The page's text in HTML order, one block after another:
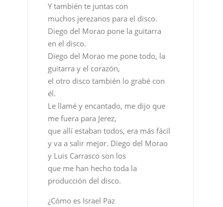
Y también te juntas con
muchos jerezanos para el disco.
Diego del Morao pone la guitarra
en el disco.
Diego del Morao me pone todo, la
guitarra y el corazón,
el otro disco también lo grabé con
él.
Le llamé y encantado, me dijo que
me fuera para Jerez,
que allí estaban todos, era más fácil
y va a salir mejor. Diego del Morao
y Luis Carrasco son los
que me han hecho toda la
producción del disco.
¿Cómo es Israel Paz